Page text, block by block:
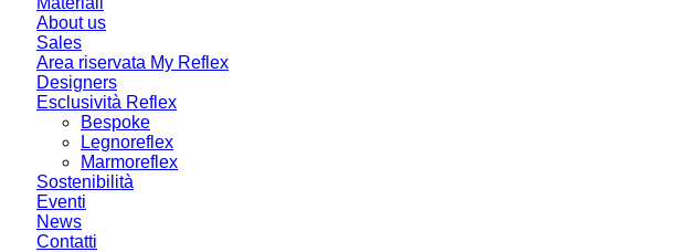
About us
Sales
Area riservata My Reflex
Designers
Esclusività Reflex
Bespoke
Legnoreflex
Marmoreflex
Sostenibilità
Eventi
News
Contatti